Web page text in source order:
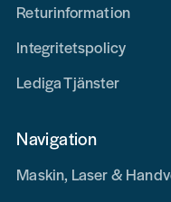
Returinformation
Integritetspolicy
Lediga Tjänster
Navigation
Maskin, Laser &